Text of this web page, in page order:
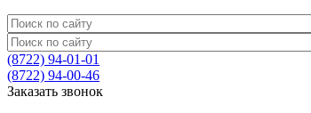
(8722) 94-01-01
(8722) 94-00-46
Заказать звонок